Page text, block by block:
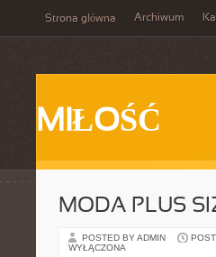
Strona główna Archiwum
MIŁOŚĆ
MODA PLUS
POSTED BY ADMIN
WYŁĄCZONA